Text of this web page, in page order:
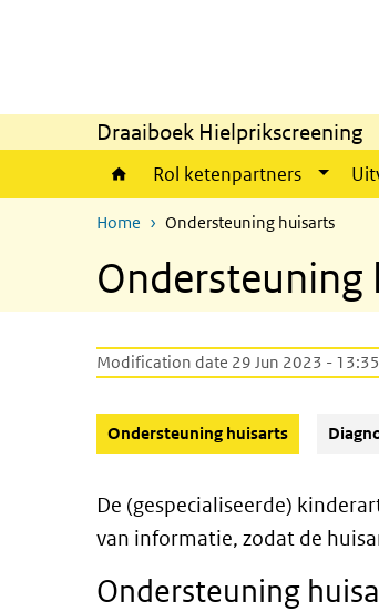
Draaiboek Hielprikscreening
Rol ketenpartners
Home Ondersteuning huisarts
Ondersteuning
Modification date 29 Jun 2023 - 13:35
Ondersteuning huisarts(Active
De (gespecialiseerde)
van informatie, zodat de
Ondersteuning